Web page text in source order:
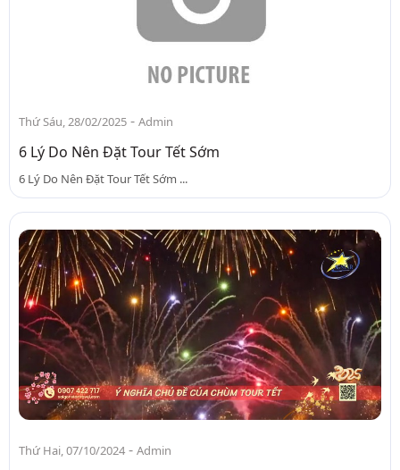
Thứ Sáu, 28/02/2025 - Admin
6 Lý Do Nên Đặt Tour Tết Sớm
6 Lý Do Nên Đặt Tour Tết Sớm ...
Thứ Hai, 07/10/2024 - Admin